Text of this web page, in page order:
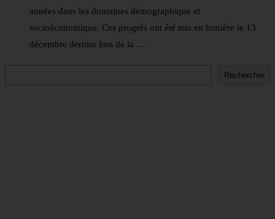
années dans les domaines démographique et
socioéconomique. Ces progrès ont été mis en lumière le 13
décembre dernier lors de la …
Rechercher